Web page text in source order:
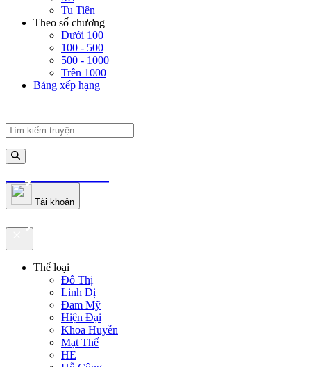
Tu Tiên
Theo số chương
Dưới 100
100 - 500
500 - 1000
Trên 1000
Bảng xếp hạng
truyenfullz.com
Tài khoản
truyenfullz.com
Thể loại
Đô Thị
Linh Dị
Đam Mỹ
Hiện Đại
Khoa Huyễn
Mạt Thế
HE